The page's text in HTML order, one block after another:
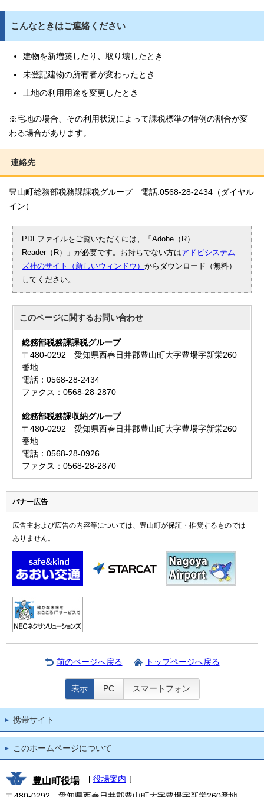
こんなときはご連絡ください
建物を新増築したり、取り壊したとき
未登記建物の所有者が変わったとき
土地の利用用途を変更したとき
※宅地の場合、その利用状況によって課税標準の特例の割合が変
わる場合があります。
連絡先
豊山町総務部税務課課税グループ 電話:0568-28-2434（ダイヤル
イン）
PDFファイルをご覧いただくには、「Adobe（R）
Reader（R）」が必要です。お持ちでない方はアドビシステム
ズ社のサイト（新しいウィンドウ）からダウンロード（無料）
してください。
このページに関するお問い合わせ
総務部税務課課税グループ
〒480-0292 愛知県西春日井郡豊山町大字豊場字新栄260
番地
電話：0568-28-2434
ファクス：0568-28-2870
総務部税務課収納グループ
〒480-0292 愛知県西春日井郡豊山町大字豊場字新栄260
番地
電話：0568-28-0926
ファクス：0568-28-2870
バナー広告
広告主および広告の内容等については、豊山町が保証・推奨するものでは
ありません。
前のページへ戻る トップページへ戻る
表示 PC スマートフォン
携帯サイト
このホームページについて
豊山町役場 [ 役場案内 ］